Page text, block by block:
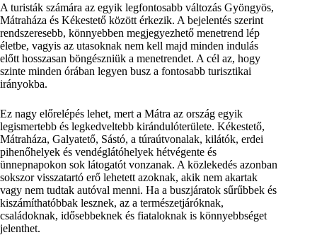
A turisták számára az egyik legfontosabb változás Gyöngyös,
Mátraháza és Kékestető között érkezik. A bejelentés szerint
rendszeresebb, könnyebben megjegyezhető menetrend lép
életbe, vagyis az utasoknak nem kell majd minden indulás
előtt hosszasan böngészniük a menetrendet. A cél az, hogy
szinte minden órában legyen busz a fontosabb turisztikai
irányokba.
Ez nagy előrelépés lehet, mert a Mátra az ország egyik
legismertebb és legkedveltebb kirándulóterülete. Kékestető,
Mátraháza, Galyatető, Sástó, a túraútvonalak, kilátók, erdei
pihenőhelyek és vendéglátóhelyek hétvégente és
ünnepnapokon sok látogatót vonzanak. A közlekedés azonban
sokszor visszatartó erő lehetett azoknak, akik nem akartak
vagy nem tudtak autóval menni. Ha a buszjáratok sűrűbbek és
kiszámíthatóbbak lesznek, az a természetjáróknak,
családoknak, idősebbeknek és fiataloknak is könnyebbséget
jelenthet.